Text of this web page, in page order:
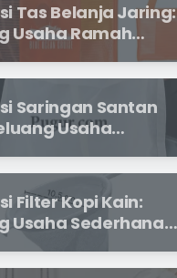
Tas Belanja Jaring:
Usaha Ramah
yang
Saringan Santan
Usaha
dengan
yang Terus
Filter Kopi Kain:
Usaha Sederhana
Diminati
Kopi